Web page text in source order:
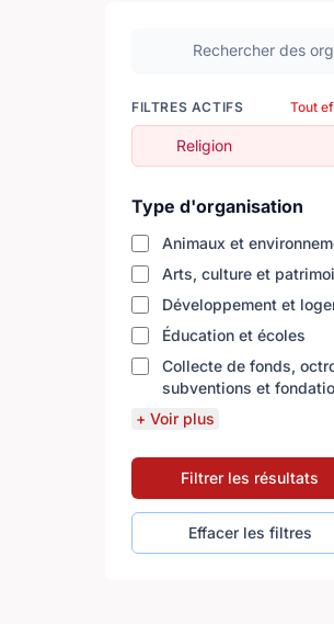
Rechercher des
FILTRES ACTIFS Tout
Religion
Type d'organisation
Animaux et
Arts, culture et
Développement et
Éducation et écoles
Collecte de fonds,
subventions et
+ Voir plus
Filtrer les résultats
Effacer les filtres